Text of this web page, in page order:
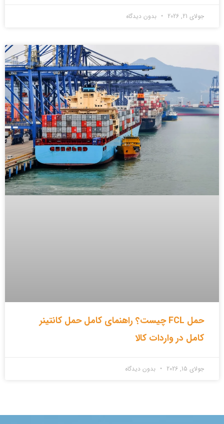
جولای 21, 2026 بدون دیدگاه
حمل FCL چیست؟ راهنمای کامل حمل کانتینر
کامل در واردات کالا
جولای 15, 2026 بدون دیدگاه